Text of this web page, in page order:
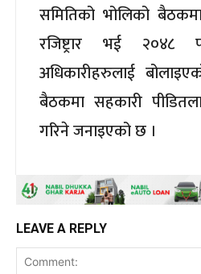
समितिको भोलिको
रजिष्ट्रार भई
अधिकारीहरुलाई
बैठकमा सहकारी
गरिने जनाइएको छ ।
LEAVE A REPLY